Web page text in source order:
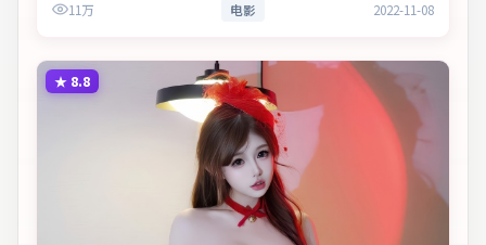
11万 电影 2022-11-08
★ 8.8